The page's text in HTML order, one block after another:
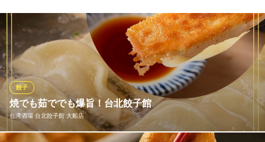
焼でも茹ででも爆旨！台北餃子館
台湾酒場 台北餃子館 大船店
餃子